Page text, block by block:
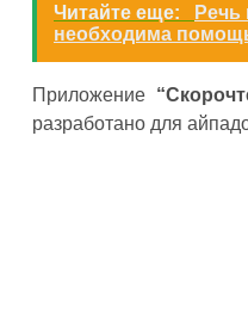
Читайте еще:
Речь
необходима
Приложение
разработано для